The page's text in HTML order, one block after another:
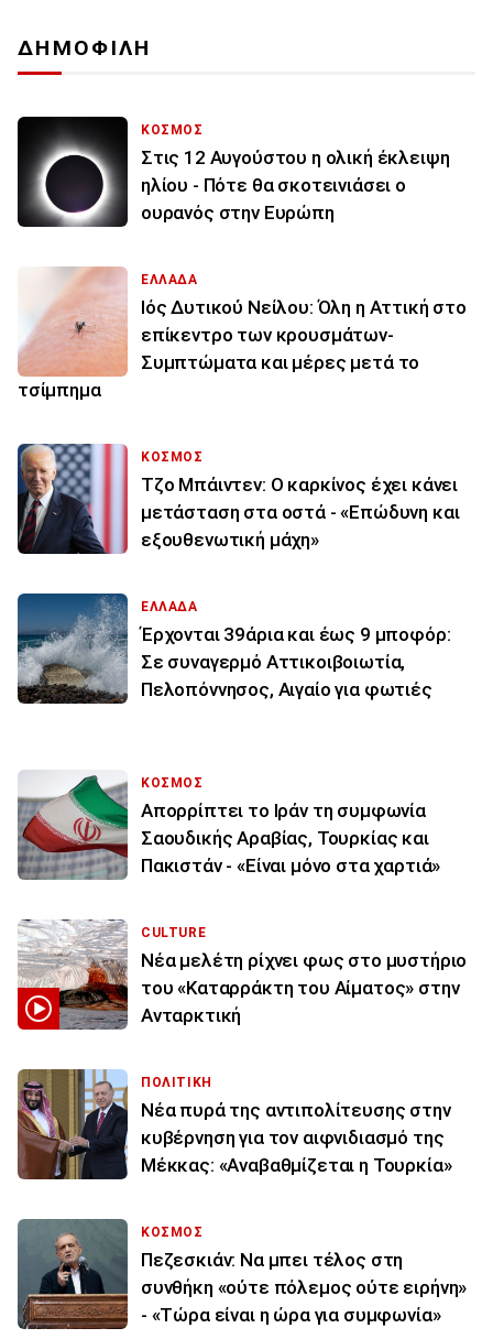
ΔΗΜΟΦΙΛΗ
ΚΟΣΜΟΣ
Στις 12 Αυγούστου η ολική έκλειψη
ηλίου - Πότε θα σκοτεινιάσει ο
ουρανός στην Ευρώπη
ΕΛΛΑΔΑ
Ιός Δυτικού Νείλου: Όλη η Αττική στο
επίκεντρο των κρουσμάτων-
Συμπτώματα και μέρες μετά το
τσίμπημα
ΚΟΣΜΟΣ
Τζο Μπάιντεν: Ο καρκίνος έχει κάνει
μετάσταση στα οστά - «Επώδυνη και
εξουθενωτική μάχη»
ΕΛΛΑΔΑ
Έρχονται 39άρια και έως 9 μποφόρ:
Σε συναγερμό Αττικοιβοιωτία,
Πελοπόννησος, Αιγαίο για φωτιές
ΚΟΣΜΟΣ
Απορρίπτει το Ιράν τη συμφωνία
Σαουδικής Αραβίας, Τουρκίας και
Πακιστάν - «Είναι μόνο στα χαρτιά»
CULTURE
Νέα μελέτη ρίχνει φως στο μυστήριο
του «Καταρράκτη του Αίματος» στην
Ανταρκτική
ΠΟΛΙΤΙΚΗ
Νέα πυρά της αντιπολίτευσης στην
κυβέρνηση για τον αιφνιδιασμό της
Μέκκας: «Αναβαθμίζεται η Τουρκία»
ΚΟΣΜΟΣ
Πεζεσκιάν: Να μπει τέλος στη
συνθήκη «ούτε πόλεμος ούτε ειρήνη»
- «Τώρα είναι η ώρα για συμφωνία»